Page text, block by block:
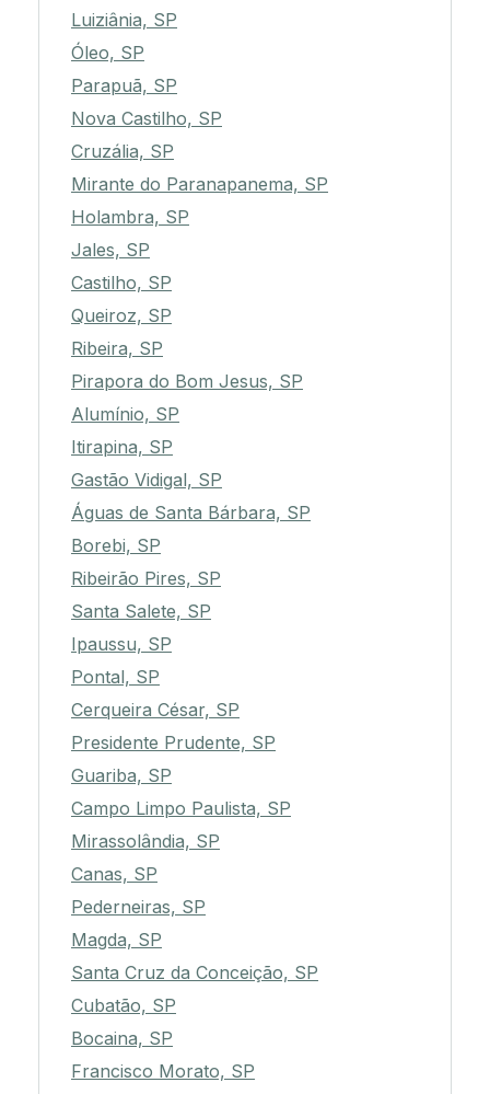
Luiziânia, SP
Óleo, SP
Parapuã, SP
Nova Castilho, SP
Cruzália, SP
Mirante do Paranapanema, SP
Holambra, SP
Jales, SP
Castilho, SP
Queiroz, SP
Ribeira, SP
Pirapora do Bom Jesus, SP
Alumínio, SP
Itirapina, SP
Gastão Vidigal, SP
Águas de Santa Bárbara, SP
Borebi, SP
Ribeirão Pires, SP
Santa Salete, SP
Ipaussu, SP
Pontal, SP
Cerqueira César, SP
Presidente Prudente, SP
Guariba, SP
Campo Limpo Paulista, SP
Mirassolândia, SP
Canas, SP
Pederneiras, SP
Magda, SP
Santa Cruz da Conceição, SP
Cubatão, SP
Bocaina, SP
Francisco Morato, SP